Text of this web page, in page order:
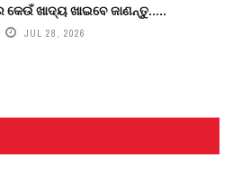
କେଉଁ ଖାଦ୍ୟ ଖାଇବେ ଜାଣନ୍ତୁ.....
JUL 28, 2026